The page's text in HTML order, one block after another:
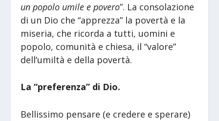
un popolo umile e povero”. La consolazione
di un Dio che “apprezza” la povertà e la
miseria, che ricorda a tutti, uomini e
popolo, comunità e chiesa, il “valore”
dell’umiltà e della povertà.
La “preferenza” di Dio.
Bellissimo pensare (e credere e sperare)